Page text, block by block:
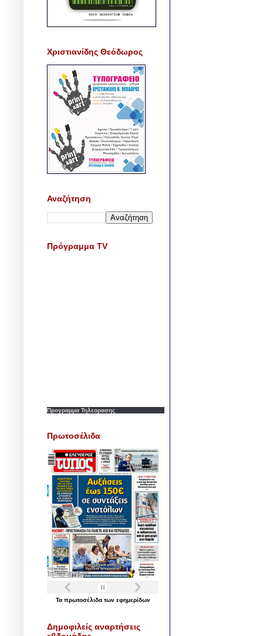
Χριστιανίδης Θεόδωρος
Αναζήτηση
Πρόγραμμα TV
Προγραμμα Τηλεορασης
Πρωτοσέλιδα
Τα πρωτοσέλιδα των εφημερίδων
Δημοφιλείς αναρτήσεις